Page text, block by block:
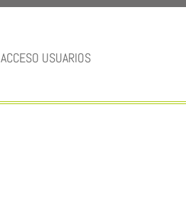
ACCESO USUARIOS